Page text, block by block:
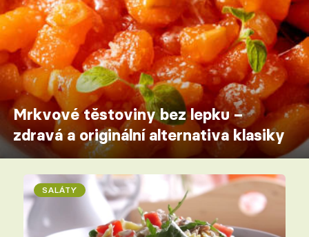
Mrkvové těstoviny bez lepku –
zdravá a originální alternativa klasiky
SALÁTY